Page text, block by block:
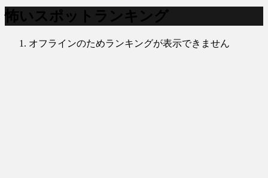
怖いスポットランキング
オフラインのためランキングが表示できません